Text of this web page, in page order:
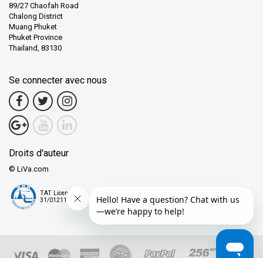
89/27 Chaofah Road
Chalong District
Muang Phuket
Phuket Province
Thailand, 83130
Se connecter avec nous
Droits d'auteur
© LiVa.com
TAT License
31/01211